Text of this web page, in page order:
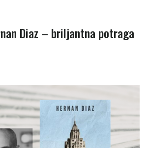
Diaz – briljantna potraga